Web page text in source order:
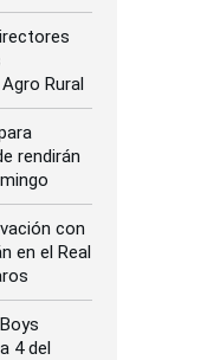
Rural
rendirán
con
en el Real
4 del